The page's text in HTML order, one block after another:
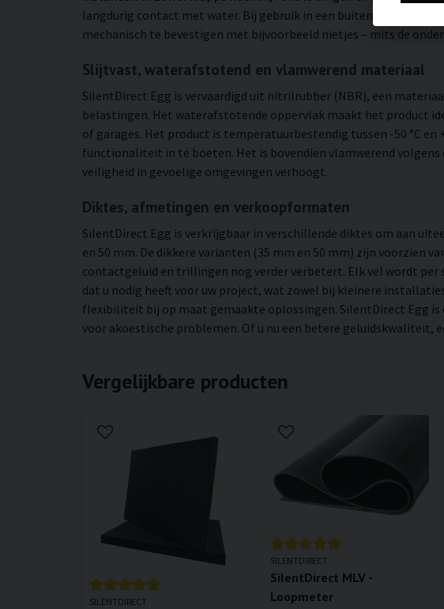
langdurig contact met water. Bij gebruik in een buitenomgeving
mechanisch te bevestigen met bijvoorbeeld nietjes – mits de
Slijtvast, waterafstotend en vlamwerend materiaal
SilentDirect Egg is vervaardigd uit nitrilrubber (NBR), een
belastingen. Het waterafstotende oppervlak maakt het product
of garages. Het product is temperatuurbestendig tussen -50 °C en
functionaliteit in te boeten. Het is bovendien vlamwerend
veiligheid in gevoelige omgevingen verhoogt.
Diktes, afmetingen en verkoopformaten
SilentDirect Egg is verkrijgbaar in verschillende diktes om aan
en 50 mm. De dikkere varianten (35 mm en 50 mm) zijn voorzien
contactgeluid en trillingen nog verder verbetert. Elk vel wordt per
dat u nodig heeft voor uw project, wat zowel bij kleinere
flexibiliteit bij op maat gemaakte oplossingen. SilentDirect Egg is
voor akoestische problemen. Of u nu een betere geluidskwaliteit,
Vergelijkbare producten
SILENTDIRECT
SILENTDIRECT
SilentDirect MLV -
Loopmeter